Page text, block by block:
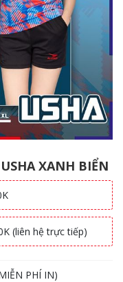
XANH BIỂN
(liên hệ trực tiếp)
PHÍ IN)